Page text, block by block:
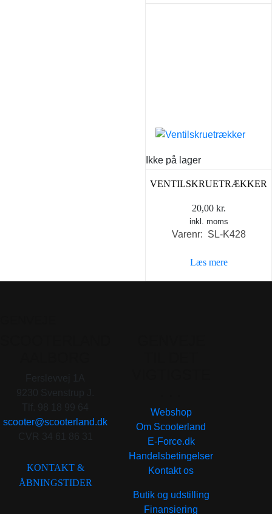
Ikke på lager
VENTILSKRUETRÆKKER
20,00 kr.
inkl. moms
Varenr: SL-K428
Læs mere
scooter@scooterland.dk
KONTAKT &
ÅBNINGSTIDER
Webshop
Om Scooterland
E-Force.dk
Handelsbetingelser
Kontakt os
Butik og udstilling
Finansiering